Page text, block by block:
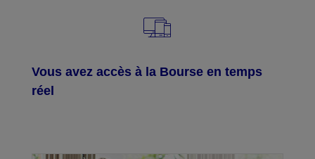
Vous avez accès à la Bourse en temps
réel